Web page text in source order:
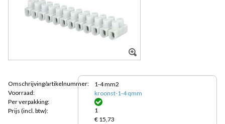
Omschrijving/artikelnummer:
Voorraad:
Per verpakking:
Prijs (incl. btw):
1-4 mm2
kroonst-1-4 qmm
1
€ 15,73